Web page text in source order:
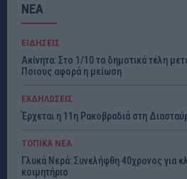
ΝΕΑ
ΕΙΔΗΣΕΙΣ
Ακίνητα: Στο 1/10 τα δημοτικά τέλη
Ποιους αφορά η μείωση
ΕΚΔΗΛΩΣΕΙΣ
Έρχεται η 11η Ρακοβραδιά στη
ΤΟΠΙΚΑ ΝΕΑ
Γλυκά Νερά: Συνελήφθη 40χρονος για
κοιμητήριο